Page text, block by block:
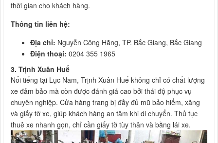
thời gian cho khách hàng.
Thông tin liên hệ:
Địa chỉ: Nguyễn Công Hãng, TP. Bắc Giang, Bắc Giang
Điện thoại: 0204 355 1965
3. Trịnh Xuân Huế
Nổi tiếng tại Lục Nam, Trịnh Xuân Huế không chỉ có chất lượng
xe đảm bảo mà còn được đánh giá cao bởi thái độ phục vụ
chuyên nghiệp. Cửa hàng trang bị đầy đủ mũ bảo hiểm, xăng
và giấy tờ xe, giúp khách hàng an tâm khi di chuyển. Thủ tục
thuê xe nhanh gọn, chỉ cần giấy tờ tùy thân và bằng lái xe.